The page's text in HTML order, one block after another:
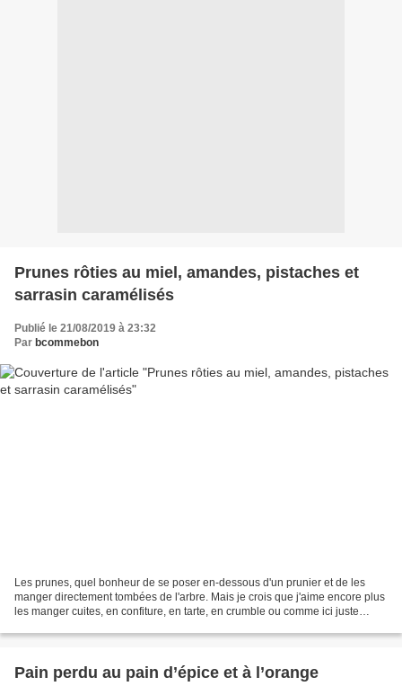
Prunes rôties au miel, amandes, pistaches et
sarrasin caramélisés
Publié le 21/08/2019 à 23:32
Par bcommebon
Les prunes, quel bonheur de se poser en-dessous d'un prunier et de les
manger directement tombées de l'arbre. Mais je crois que j'aime encore plus
les manger cuites, en confiture, en tarte, en crumble ou comme ici juste
Pain perdu au pain d’épice et à l’orange